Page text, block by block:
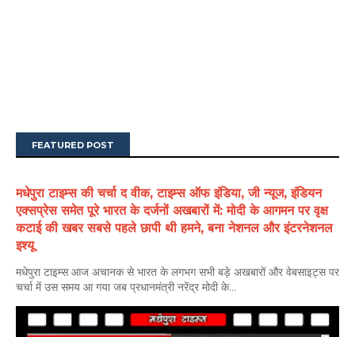
FEATURED POST
मधेपुरा टाइम्स की चर्चा द वीक, टाइम्स ऑफ इंडिया, जी न्यूज, इंडियन
एक्सप्रेस समेत पूरे भारत के दर्जनों अखबारों में: मोदी के आगमन पर वृक्ष
कटाई की खबर सबसे पहले छापी थी हमने, बना नेशनल और इंटरनेशनल
इश्यू
मधेपुरा टाइम्स आज अचानक से भारत के लगभग सभी बड़े अखबारों और वेबसाइट्स पर
चर्चा में उस समय आ गया जब प्रधानमंत्री नरेंद्र मोदी के...